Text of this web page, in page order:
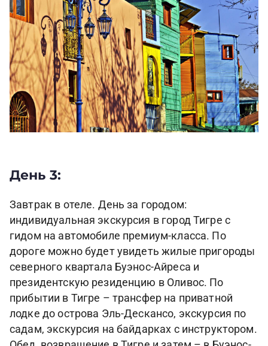
День 3:
Завтрак в отеле. День за городом:
индивидуальная экскурсия в город Тигре с
гидом на автомобиле премиум-класса. По
дороге можно будет увидеть жилые пригороды
северного квартала Буэнос-Айреса и
президентскую резиденцию в Оливос. По
прибытии в Тигре – трансфер на приватной
лодке до острова Эль-Дескансо, экскурсия по
садам, экскурсия на байдарках с инструктором.